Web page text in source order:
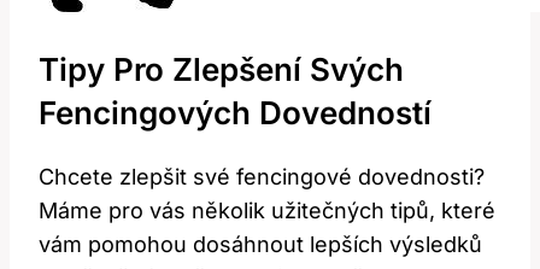
Tipy Pro Zlepšení Svých
Fencingových Dovedností
Chcete zlepšit své fencingové dovednosti?
Máme pro vás několik užitečných tipů, které
vám pomohou dosáhnout lepších výsledků